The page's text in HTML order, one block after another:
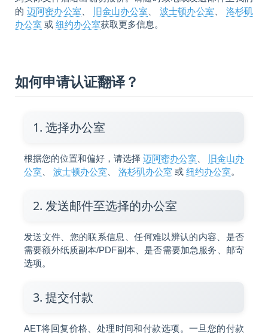
的 迈阿密办公室 旧金山办公室 波士顿办公室
洛杉矶
办公室 或 纽约办公室获取更多信息。
如何申请认证翻译？
1. 选择办公室
根据您的位置和偏好，请选择 迈阿密办公室
旧金山办
公室
波士顿办公室 洛杉矶办公室 或 纽约办公室。
2. 发送邮件至选择的办公室
发送文件、您的联系信息、任何难以辨认的内容、是否
需要额外纸质副本/PDF副本、是否需要加急服务、邮寄
选项。
3. 提交付款
AET将回复价格、处理时间和付款选项。一旦您的付款